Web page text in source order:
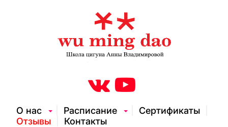
О нас Расписание
Сертификаты
Отзывы
Контакты